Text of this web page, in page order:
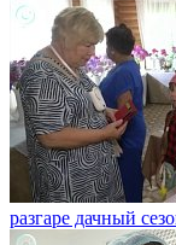
разгаре дачный